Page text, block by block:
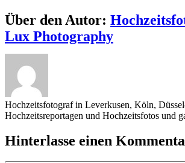
Sharing_facebook
Sharing_twitter
Sharing_reddit
Über den Autor:
Lux Photography
Hochzeitsfotograf in Leverkusen, Köln,
Hochzeitsreportagen und Hochzeitsfotos und
Hinterlasse einen